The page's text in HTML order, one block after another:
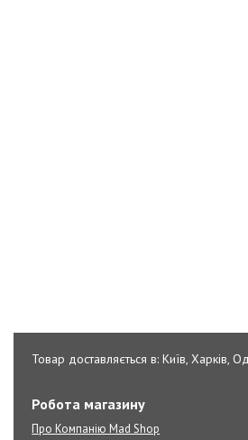
Товар доставляється в: Київ, Харків,
Робота магазину
Про Компанію Mad Shop